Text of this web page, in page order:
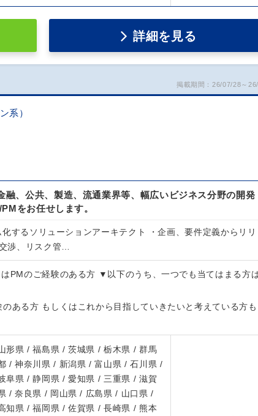
詳細を見る
掲載期間：26/07/28～
系）
融、公共、製造、流通業界等、幅広いビジネス分野の開発
をお任せします。
するソリューションアーキテクト ・企画、要件定義からリリ
渉、リスク管…
PMのご経験のある方 ▼以下のうち、一つでも当てはまる方
ある方 もしくはこれから目指していきたいと考えている方も
形県 / 福島県 / 茨城県 / 栃木県 / 群馬
/ 神奈川県 / 新潟県 / 富山県 / 石川県 /
阜県 / 静岡県 / 愛知県 / 三重県 / 滋賀
/ 奈良県 / 岡山県 / 広島県 / 山口県 /
知県 / 福岡県 / 佐賀県 / 長崎県 / 熊本